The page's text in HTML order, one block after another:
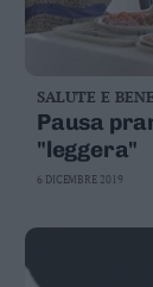
Radio
SALUTE E
Pausa
"leggera"
6 DICEMBRE 2019